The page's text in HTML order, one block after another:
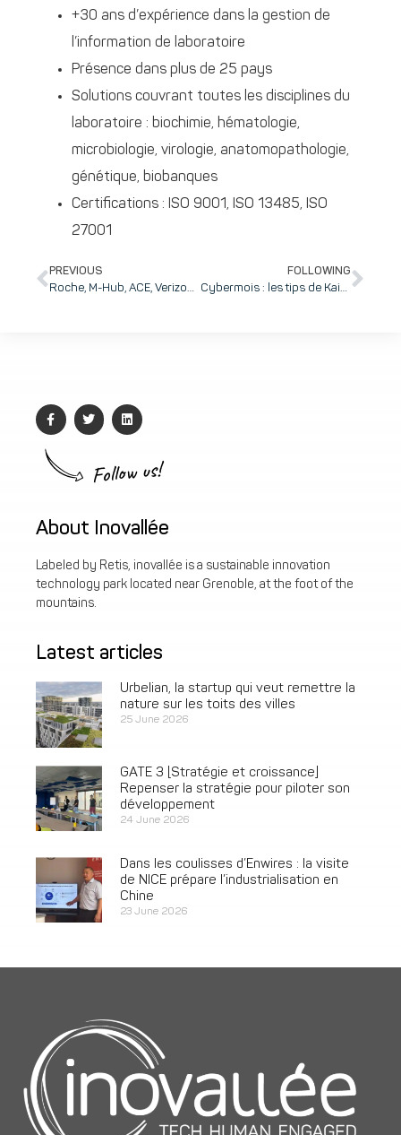
+30 ans d’expérience dans la gestion de
l’information de laboratoire
Présence dans plus de 25 pays
Solutions couvrant toutes les disciplines du
laboratoire : biochimie, hématologie,
microbiologie, virologie, anatomopathologie,
génétique, biobanques
Certifications : ISO 9001, ISO 13485, ISO
27001
PREVIOUS
Roche, M-Hub, ACE, Verizon Connect / Geotab, Pautric Grenoble BMW MINI : ces partenaires de la soirée qui partagent leurs « envies de donner envie » au micro de Véronique Hermil
FOLLOWING
Cybermois : les tips de Kaizen Solutions pour une authentification multifacteur renforcée et un pare-feu efficace
Follow us!
About Inovallée
Labeled by Retis, inovallée is a sustainable innovation
technology park located near Grenoble, at the foot of the
mountains.
Latest articles
Urbelian, la startup qui veut remettre la
nature sur les toits des villes
25 June 2026
GATE 3 [Stratégie et croissance]
Repenser la stratégie pour piloter son
développement
24 June 2026
Dans les coulisses d’Enwires : la visite
de NICE prépare l’industrialisation en
Chine
23 June 2026